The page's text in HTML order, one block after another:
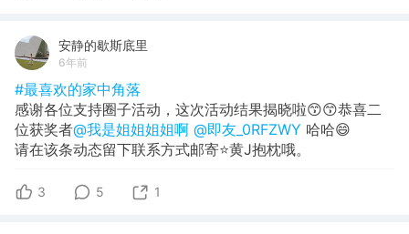
安静的歇斯底里
6年前
#最喜欢的家中角落
感谢各位支持圈子活动，这次活动结果揭晓啦😙😙恭喜二
位获奖者@我是姐姐姐姐啊 @即友_0RFZWY 哈哈😄
请在该条动态留下联系方式邮寄⭐️黄J抱枕哦。
3 5 1